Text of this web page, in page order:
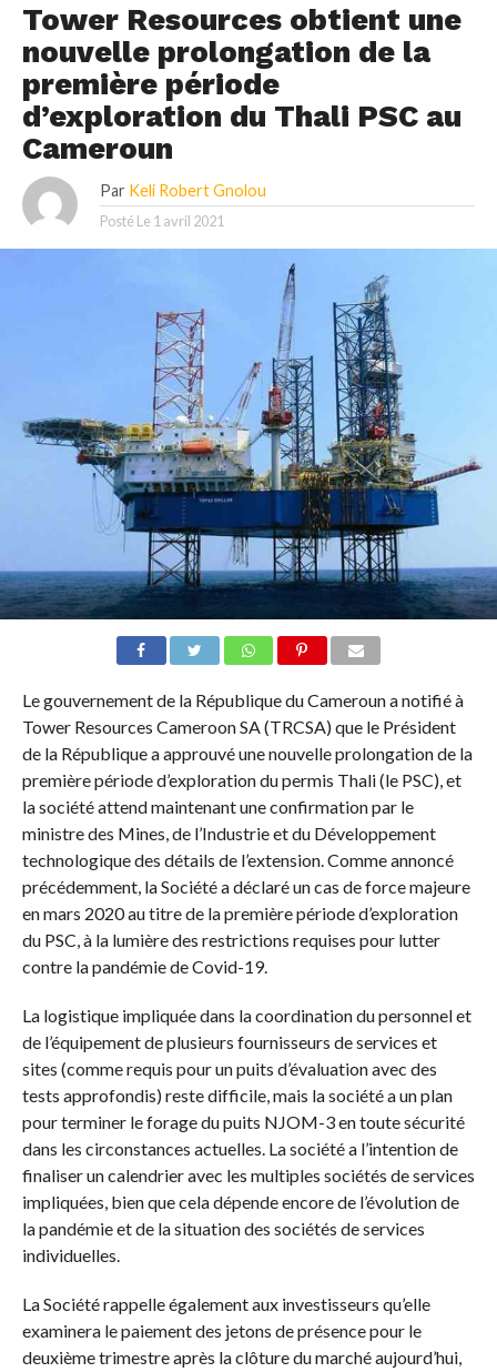
Tower Resources obtient une
nouvelle prolongation de la
première période
d’exploration du Thali PSC au
Cameroun
Par Keli Robert Gnolou
Posté Le 1 avril 2021
Le gouvernement de la République du Cameroun a notifié à
Tower Resources Cameroon SA (TRCSA) que le Président
de la République a approuvé une nouvelle prolongation de la
première période d’exploration du permis Thali (le PSC), et
la société attend maintenant une confirmation par le
ministre des Mines, de l’Industrie et du Développement
technologique des détails de l’extension. Comme annoncé
précédemment, la Société a déclaré un cas de force majeure
en mars 2020 au titre de la première période d’exploration
du PSC, à la lumière des restrictions requises pour lutter
contre la pandémie de Covid-19.
La logistique impliquée dans la coordination du personnel et
de l’équipement de plusieurs fournisseurs de services et
sites (comme requis pour un puits d’évaluation avec des
tests approfondis) reste difficile, mais la société a un plan
pour terminer le forage du puits NJOM-3 en toute sécurité
dans les circonstances actuelles. La société a l’intention de
finaliser un calendrier avec les multiples sociétés de services
impliquées, bien que cela dépende encore de l’évolution de
la pandémie et de la situation des sociétés de services
individuelles.
La Société rappelle également aux investisseurs qu’elle
examinera le paiement des jetons de présence pour le
deuxième trimestre après la clôture du marché aujourd’hui,